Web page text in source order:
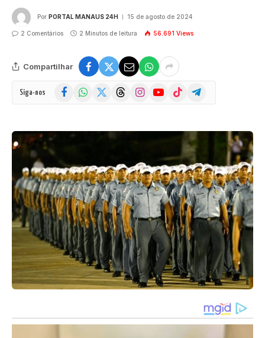
Por PORTAL MANAUS 24H 15 de agosto de 2024
2 Comentários 2 Minutos de leitura 56.691 Views
Compartilhar
Siga-nos FacebookWhatsApp
(Twitter)
ThreadsInstagramYouTubeTikTok Telegram